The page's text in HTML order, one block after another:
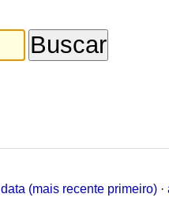
data (mais recente primeiro) ·